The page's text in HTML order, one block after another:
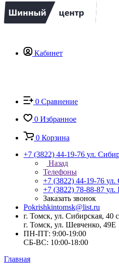
Кабинет
0 Сравнение
0 Избранное
0 Корзина
+7 (3822) 44-19-76 ул.
Назад
Телефоны
+7 (3822) 44-19-76 ул.
+7 (3822) 78-88-87 ул.
Заказать звонок
Pokrishkintomsk@list.ru
г. Томск, ул. Сибирская, 40
г. Томск, ул. Шевченко, 49Е
ПН-ПТ: 9:00-19:00
СБ-ВС: 10:00-18:00
Главная